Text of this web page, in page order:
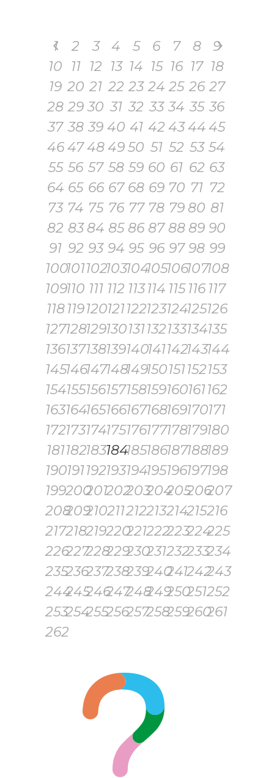
1 2 3 4 5 6 7 8
9
10
11 12 13 14 15 16 17 18
19 20 21 22 23 24 25 26 27
28 29 30 31 32 33 34 35 36
37 38 39 40 41 42 434445
46 474849 50 51 52 53 54
55 56 57 58 59 60 61 62 63
64 65 66 67 68 69 70 71 72
73 74 75 76 77 78 79 80 81
82 83 84 85 86 87 88 89 90
91 92 93 94 95 96 97 98 99
100101102103104105106107108
109110 111 112 113 114 115 116 117
118 119120121122123124125126
127128129130131132133134135
136137138139140141142143144
145146147148149150151152153
154155156157158159160161162
163164165166167168169170171
172173174175176177178179180
181182183184185186187188189
190191192193194195196197198
199200201202203204205206207
208209210211212213214215216
217218219220221222223224225
226227228229230231232233234
235236237238239240241242243
244245246247248249250251252
253254255256257258259260261
262